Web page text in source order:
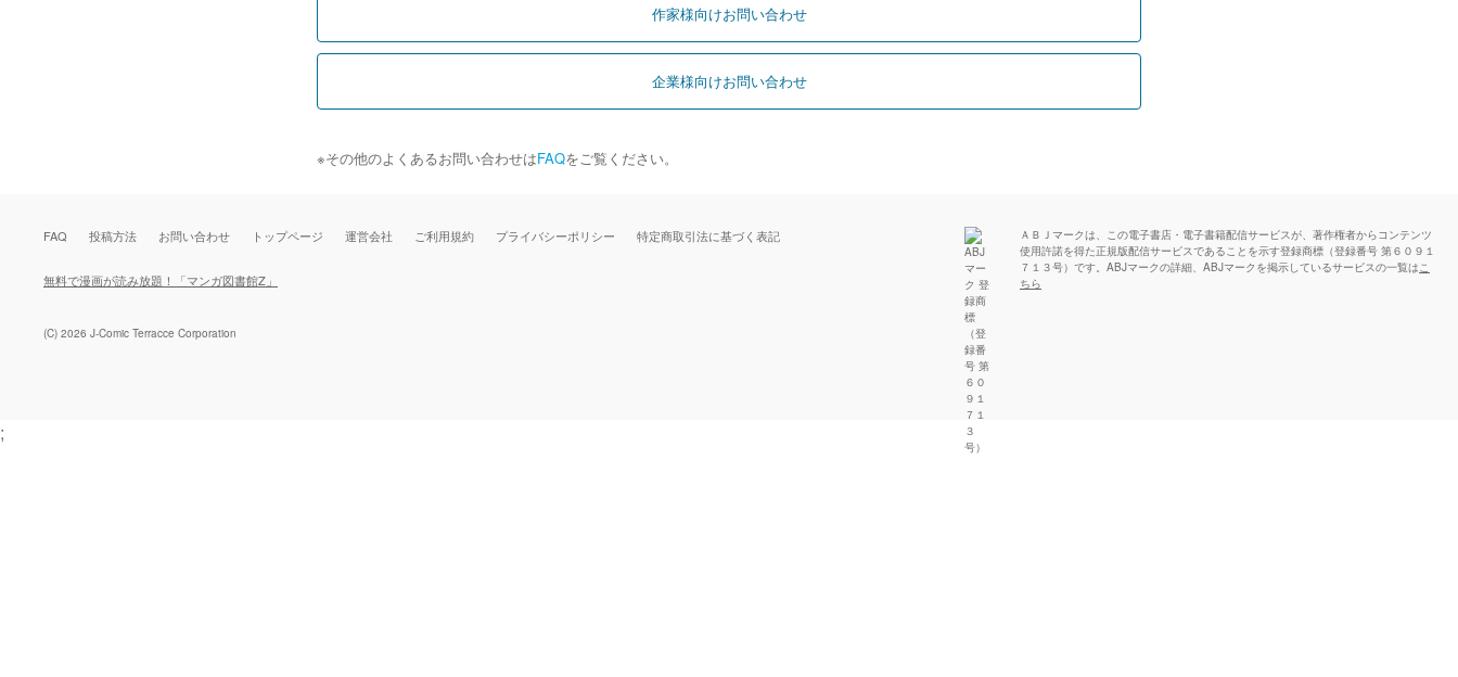
作家様向けお問い合わせ
企業様向けお問い合わせ
※その他のよくあるお問い合わせはFAQをご覧ください。
ＡＢＪマークは、この電子書店・電子書籍配信サービスが、著作権者からコンテンツ
使用許諾を得た正規版配信サービスであることを示す登録商標（登録番号 第６０９１
７１３号）です。ABJマークの詳細、ABJマークを掲示しているサービスの一覧はこ
ちら
FAQ 投稿方法 お問い合わせ トップページ 運営会社 ご利用規約 プライバシーポリシー 特定商取引法に基づく表記
無料で漫画が読み放題！「マンガ図書館Z」
(C) 2026 J-Comic Terracce Corporation
;